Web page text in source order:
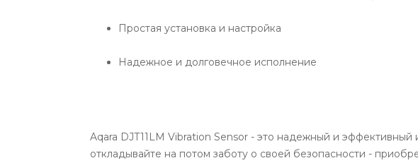
Простая установка и настройка
Надежное и долговечное исполнение
Aqara DJT11LM Vibration Sensor - это надежный и
откладывайте на потом заботу о своей безопасности -